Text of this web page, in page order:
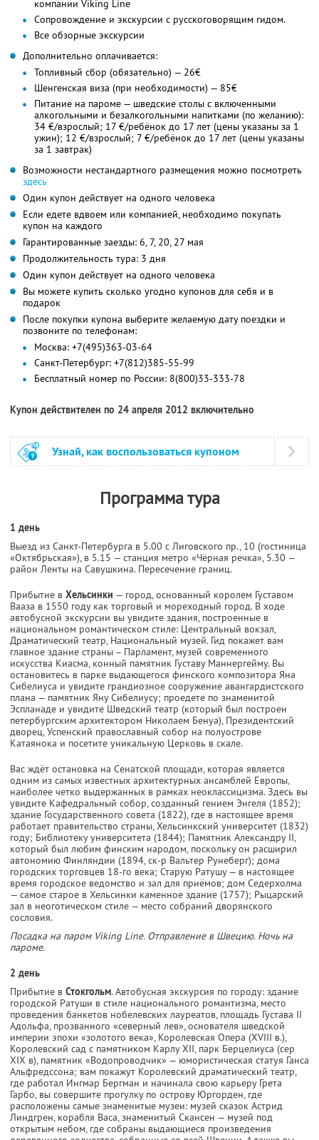
компании Viking Line
Сопровождение и экскурсии с русскоговорящим гидом.
Все обзорные экскурсии
Дополнительно оплачивается:
Топливный сбор (обязательно) — 26€
Шенгенская виза (при необходимости) — 85€
Питание на пароме — шведские столы с включенными
алкогольными и безалкогольными напитками (по желанию):
34 €/взрослый; 17 €/ребёнок до 17 лет (цены указаны за 1
ужин); 12 €/взрослый; 7 €/ребёнок до 17 лет (цены указаны
за 1 завтрак)
Возможности нестандартного размещения можно посмотреть
здесь
Один купон действует на одного человека
Если едете вдвоем или компанией, необходимо покупать
купон на каждого
Гарантированные заезды: 6, 7, 20, 27 мая
Продолжительность тура: 3 дня
Один купон действует на одного человека
Вы можете купить сколько угодно купонов для себя и в
подарок
После покупки купона выберите желаемую дату поездки и
позвоните по телефонам:
Москва: +7(495)363-03-64
Санкт-Петербург: +7(812)385-55-99
Бесплатный номер по России: 8(800)33-333-78
Купон действителен по 24 апреля 2012 включительно
Узнай, как воспользоваться купоном
Программа тура
1 день
Выезд из Санкт-Петербурга в 5.00 с Лиговского пр., 10 (гостиница
«Октябрьская»), в 5.15 — станция метро «Чёрная речка», 5.30 —
район Ленты на Савушкина. Пересечение границ.
Прибытие в Хельсинки — город, основанный королем Густавом
Вааза в 1550 году как торговый и мореходный город. В ходе
автобусной экскурсии вы увидите здания, построенные в
национальном романтическом стиле: Центральный вокзал,
Драматический театр, Национальный музей. Гид покажет вам
главное здание страны – Парламент, музей современного
искусства Киасма, конный памятник Густаву Маннергейму. Вы
остановитесь в парке выдающегося финского композитора Яна
Сибелиуса и увидите грандиозное сооружение авангардистского
плана — памятник Яну Сибелиусу; проедете по знаменитой
Эспланаде и увидите Шведский театр (который был построен
петербургским архитектором Николаем Бенуа), Президентский
дворец, Успенский православный собор на полуострове
Катаянока и посетите уникальную Церковь в скале.
Вас ждёт остановка на Сенатской площади, которая является
одним из самых известных архитектурных ансамблей Европы,
наиболее четко выдержанных в рамках неоклассицизма. Здесь вы
увидите Кафедральный собор, созданный гением Энгеля (1852);
здание Государственного совета (1822), где в настоящее время
работает правительство страны, Хельсинкский университет (1832)
году; Библиотеку университета (1844); Памятник Александру II,
который был любим финским народом, поскольку он расширил
автономию Финляндии (1894, ск-р Вальтер Рунеберг); дома
городских торговцев 18-го века; Старую Ратушу — в настоящее
время городское ведомство и зал для приёмов; дом Седерхолма
— самое старое в Хельсинки каменное здание (1757); Рыцарский
зал в неоготическом стиле — место собраний дворянского
сословия.
Посадка на паром Viking Line. Отправление в Швецию. Ночь на
пароме.
2 день
Прибытие в Стокгольм. Автобусная экскурсия по городу: здание
городской Ратуши в стиле национального романтизма, место
проведения банкетов нобелевских лауреатов, площадь Густава II
Адольфа, прозванного «северный лев», основателя шведской
империи эпохи «золотого века», Королевская Опера (XVIII в.),
Королевский сад с памятником Карлу XII, парк Берцелиуса (сер
XIX в), памятник «Водопроводчик» — юмористическая статуя Ганса
Альфредссона; вам покажут Королевский драматический театр,
где работал Ингмар Бергман и начинала свою карьеру Грета
Гарбо, вы совершите прогулку по острову Юргорден, где
расположены самые знаменитые музеи: музей сказок Астрид
Линдгрен, корабля Васа, знаменитый Скансен — музей под
открытым небом, где собраны выдающиеся произведения